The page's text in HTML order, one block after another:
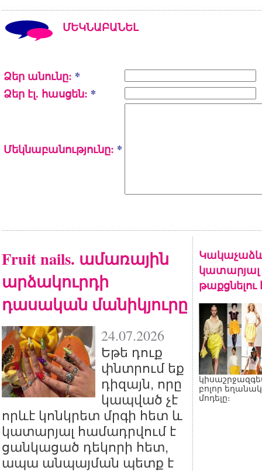
ՄԵԿՆԱԲԱՆԵԼ
Ձեր անունը: *
Ձեր էլ. հասցեն: *
Մեկնաբանությունը: *
Fruit nails. ամառային
արձակուրդի
դասական մանիկյուրը
24.07.2026
Եթե դուք
փնտրում եք
դիզայն, որը
կապված չէ
որևէ կոնկրետ մրգի հետ և
կատարյալ համադրվում է
ցանկացած դեկորի հետ,
ապա անպայման պետք է
կատարյալ
բոլոր
մոդելը։